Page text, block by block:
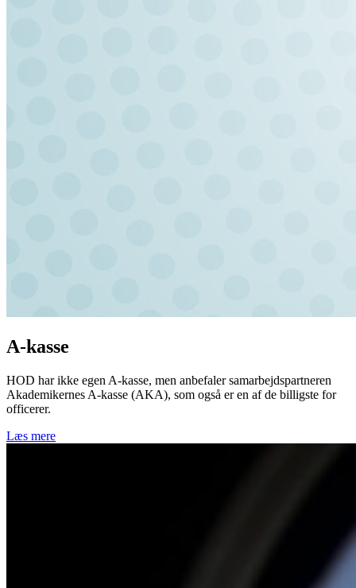
A-kasse
HOD har ikke egen A-kasse, men anbefaler samarbejdspartneren
Akademikernes A-kasse (AKA), som også er en af de billigste for
officerer.
Læs mere